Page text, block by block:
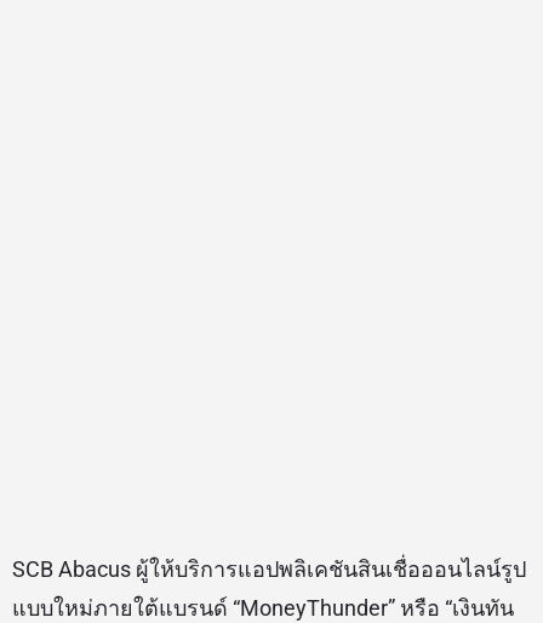
SCB Abacus ผู้ให้บริการแอปพลิเคชันสินเชื่อออนไลน์รูป
แบบใหม่ภายใต้แบรนด์ “MoneyThunder” หรือ “เงินทัน